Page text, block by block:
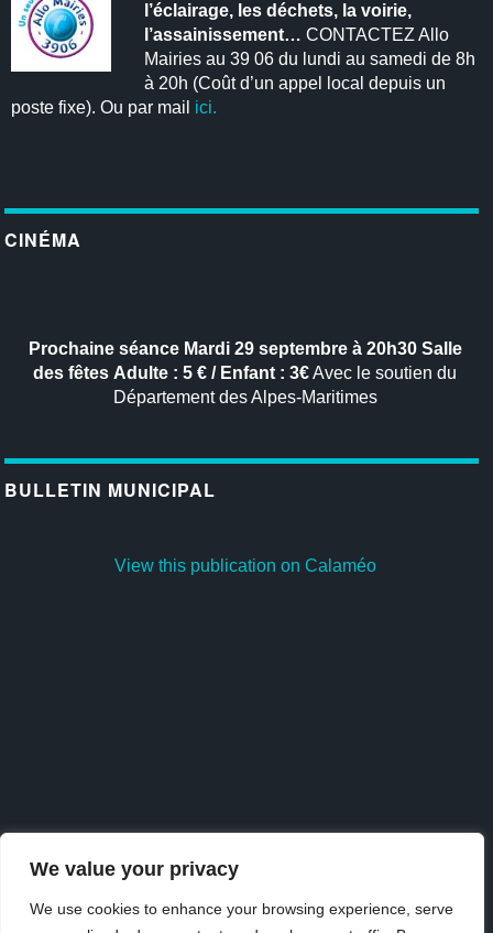
We value your privacy
We use cookies to enhance your browsing experience, serve
l’éclairage, les déchets, la voirie,
l’assainissement… CONTACTEZ Allo
Mairies au 39 06 du lundi au samedi de 8h
à 20h (Coût d’un appel local depuis un
poste fixe). Ou par mail ici.
CINÉMA
Prochaine séanceMardi 29 septembre à 20h30 Salle
des fêtes Adulte : 5 € / Enfant : 3€Avec le soutien du
Département des Alpes-Maritimes
BULLETIN MUNICIPAL
View this publication on Calaméo